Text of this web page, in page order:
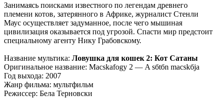
Занимаясь поисками известного по легендам древнего
племени котов, затерянного в Африке, журналист Стенли
Маус осуществляет задуманное, после чего мышиная
цивилизация оказывается под угрозой. Спасти мир предстоит
специальному агенту Нику Грабовскому.
Название мультика: Ловушка для кошек 2: Кот Сатаны
Оригинальное название: Macskafogу 2 — A sбtбn macskбja
Год выхода: 2007
Жанр фильма: мультфильм
Режиссер: Бела Терновски